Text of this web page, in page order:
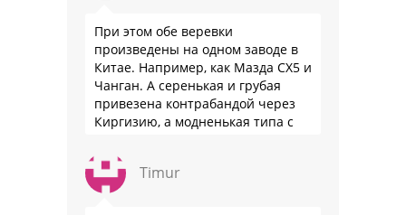
При этом обе веревки
произведены на одном заводе в
Китае. Например, как Мазда СХ5 и
Чанган. А серенькая и грубая
привезена контрабандой через
Киргизию, а модненькая типа с
Timur